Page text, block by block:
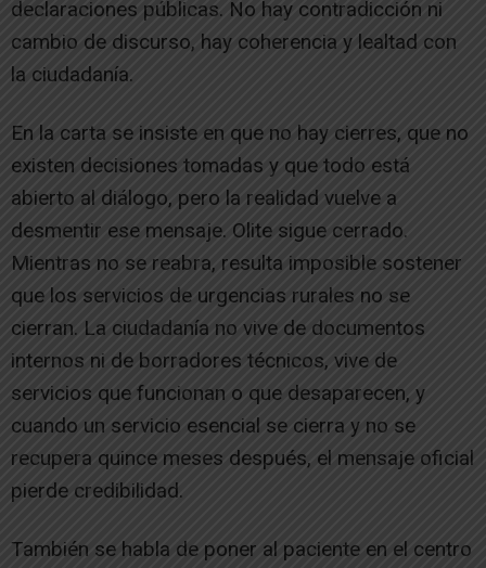
declaraciones públicas. No hay contradicción ni
cambio de discurso, hay coherencia y lealtad con
la ciudadanía.
En la carta se insiste en que no hay cierres, que no
existen decisiones tomadas y que todo está
abierto al diálogo, pero la realidad vuelve a
desmentir ese mensaje. Olite sigue cerrado.
Mientras no se reabra, resulta imposible sostener
que los servicios de urgencias rurales no se
cierran. La ciudadanía no vive de documentos
internos ni de borradores técnicos, vive de
servicios que funcionan o que desaparecen, y
cuando un servicio esencial se cierra y no se
recupera quince meses después, el mensaje oficial
pierde credibilidad.
También se habla de poner al paciente en el centro